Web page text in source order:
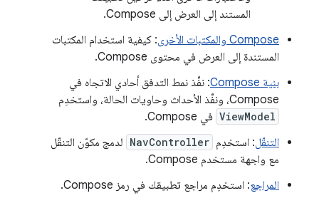
المستند إلى العرض إلى Compose.
Compose والمكتبات الأخرى
: كيفية استخدام المكتبات
المستندة إلى العرض في محتوى Compose.
بنية Compose
: نفِّذ نمط التدفق أحادي الاتجاه في
Compose، ونفِّذ الأحداث وحاويات الحالة، واستخدِم
ViewModel في Compose.
التنقّل: استخدِم NavController لدمج مكوّن التنقّل
مع واجهة مستخدم Compose.
المراجع: استخدِم مراجع تطبيقك في رمز Compose.